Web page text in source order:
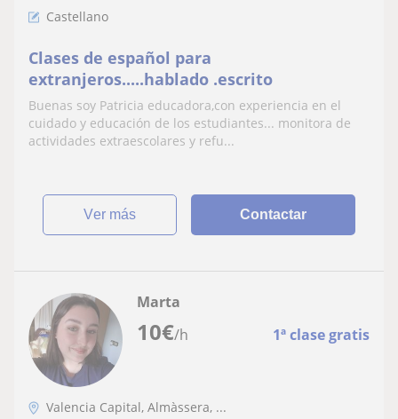
Castellano
Clases de español para
extranjeros.....hablado .escrito
Buenas soy Patricia educadora,con experiencia en el
cuidado y educación de los estudiantes... monitora de
actividades extraescolares y refu...
ver más Contactar
10€/h 1ª clase gratis
Marta
Valencia Capital, Almàssera, ...